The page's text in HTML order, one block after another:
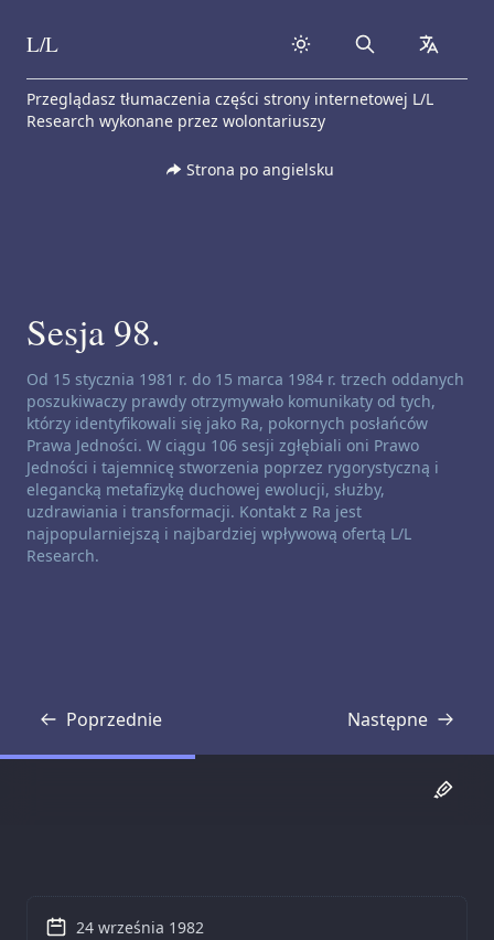
Skip to content
L/L Search
Przeglądasz tłumaczenia części strony internetowej L/L
Research wykonane przez wolontariuszy
Strona po angielsku
Sesja 98.
Zastrzeżenie dotyczące kanałów:
Od 15 stycznia 1981 r. do 15 marca 1984 r. trzech oddanych
poszukiwaczy prawdy otrzymywało komunikaty od tych,
którzy identyfikowali się jako Ra, pokornych posłańców
Prawa Jedności. W ciągu 106 sesji zgłębiali oni Prawo
Jedności i tajemnicę stworzenia poprzez rygorystyczną i
elegancką metafizykę duchowej ewolucji, służby,
uzdrawiania i transformacji. Kontakt z Ra jest
najpopularniejszą i najbardziej wpływową ofertą L/L
Research.
Poprzednie
Transkrypcja Następne
Transkrypcja
24 września 1982